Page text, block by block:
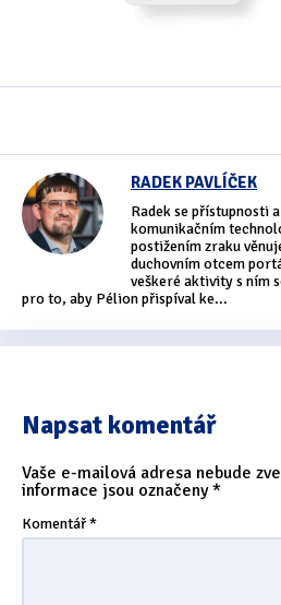
Pozvánky & oznámení(67)
Pracuji sluchem a hmatem
Pracuji zrakem(456)
Pracuji zrakem a sluchem
Služby(115)
Asistivní software(428)
Běžný software
RADEK PAVLÍČEK
Radek se přístupnosti
komunikačním
postižením zraku
duchovním otcem
veškeré aktivity s ním
pro to, aby Pélion přispíval ke...
Napsat komentář
Vaše e-mailová adresa nebude
informace jsou označeny*
Komentář*